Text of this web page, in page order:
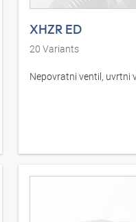
XHZR ED
20 Variants
Nepovratni ventil, uvrtni